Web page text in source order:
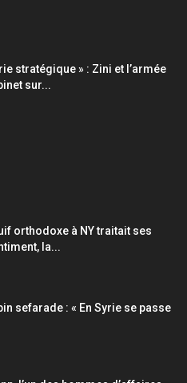
stratégique » : Zini et l’armée
sur...
orthodoxe à NY traitait ses
la...
sefarade : « En Syrie se passe